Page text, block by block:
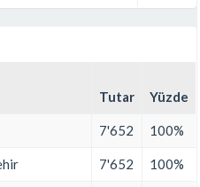
Tutar Yüzde
7'652 100%
7'652 100%